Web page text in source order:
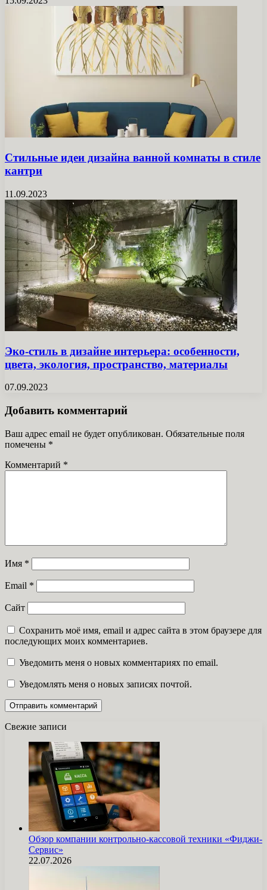
Стильные идеи дизайна ванной комнаты в стиле
кантри
11.09.2023
Эко-стиль в дизайне интерьера: особенности,
цвета, экология, пространство, материалы
07.09.2023
Добавить комментарий
Ваш адрес email не будет опубликован. Обязательные поля
помечены *
Комментарий *
Имя *
Email *
Сайт
Сохранить моё имя, email и адрес сайта в этом браузере для
последующих моих комментариев.
Уведомить меня о новых комментариях по email.
Уведомлять меня о новых записях почтой.
Свежие записи
Обзор компании контрольно-кассовой техники «Фиджи-
Сервис»
22.07.2026